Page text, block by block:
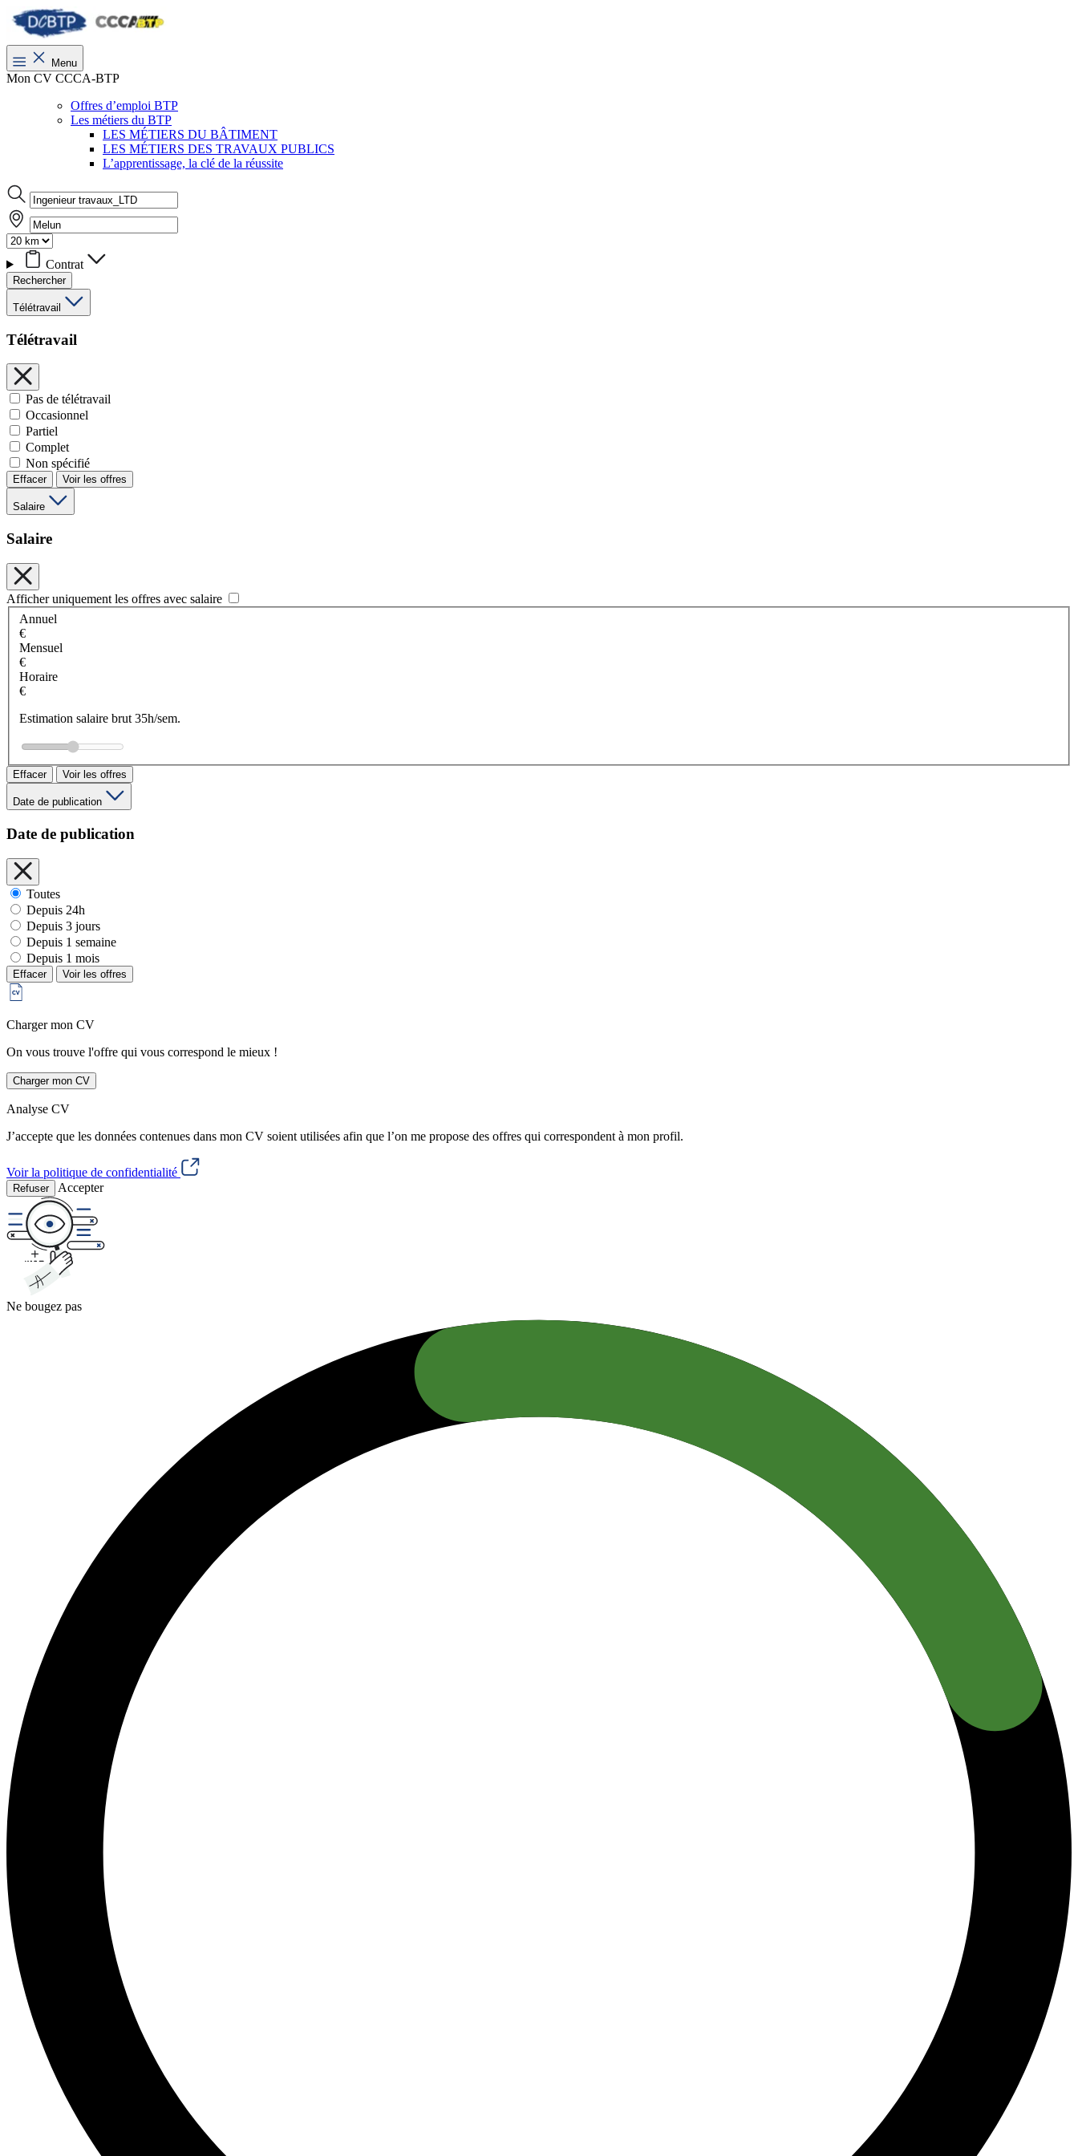
Menu
Mon CV CCCA-BTP
Offres d’emploi BTP
Les métiers du BTP
LES MÉTIERS DU BÂTIMENT
LES MÉTIERS DES TRAVAUX PUBLICS
L’apprentissage, la clé de la réussite
Contrat
Rechercher
Télétravail
Télétravail
Pas de télétravail
Occasionnel
Partiel
Complet
Non spécifié
Effacer Voir les offres
Salaire
Salaire
Afficher uniquement les offres avec salaire
Annuel
€
Mensuel
€
Horaire
€
Estimation salaire brut 35h/sem.
Effacer Voir les offres
Date de publication
Date de publication
Toutes
Depuis 24h
Depuis 3 jours
Depuis 1 semaine
Depuis 1 mois
Effacer Voir les offres
Charger mon CV
On vous trouve l'offre qui vous correspond le mieux !
Charger mon CV
Analyse CV
J’accepte que les données contenues dans mon CV soient utilisées afin que l’on me propose des offres qui correspondent à mon profil.
Voir la politique de confidentialité
Refuser Accepter
Ne bougez pas